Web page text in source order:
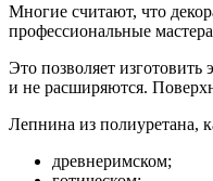
Многие считают, что
профессиональные
Это позволяет
и не расширяются.
Лепнина из полиуретана,
древнеримском;